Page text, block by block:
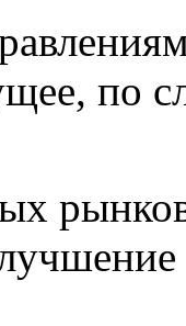
по